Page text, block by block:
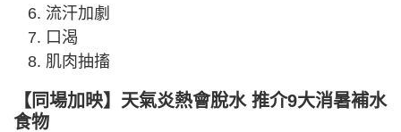
流汗加劇
口渴
肌肉抽搐
【同場加映】天氣炎熱會脫水 推介9大消暑補水
食物